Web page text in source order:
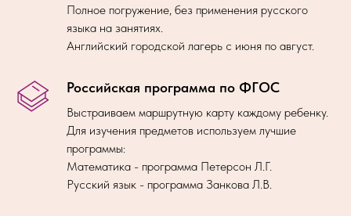
Полное погружение, без применения русского
языка на занятиях.
Английский городской лагерь с июня по август.
Российская программа по ФГОС
Выстраиваем маршрутную карту каждому ребенку.
Для изучения предметов используем лучшие
программы:
Математика - программа Петерсон Л.Г.
Русский язык - программа Занкова Л.В.